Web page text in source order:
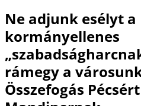
Ne adjunk esélyt a
kormányellenes
rámegy a
Összefogás